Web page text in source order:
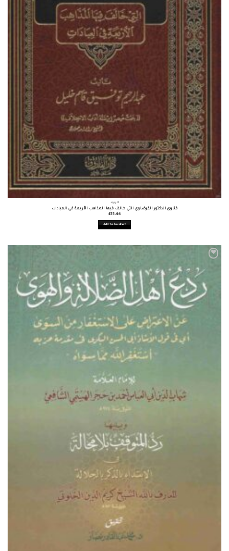
الردود
فتاوى الدكتور القرضاوي التي خالف فيها المذاهب الأربعة في العبادات
£11.44
Add to basket